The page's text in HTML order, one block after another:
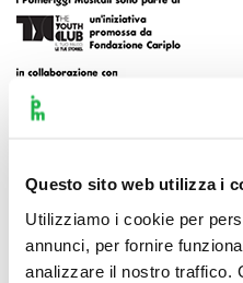
Questo sito web utilizza i
Utilizziamo i cookie per
annunci, per fornire
analizzare il nostro traffico.